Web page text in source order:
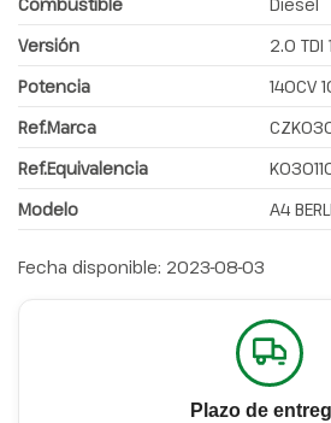
Versión
2.0 TDI
Potencia
140CV
Ref.Marca
Ref.Equivalencia
Modelo
A4
Fecha disponible: 2023-08-03
Plazo de